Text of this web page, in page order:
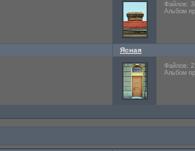
Файлов:
Альбом
Ясная
Файлов:
Альбом